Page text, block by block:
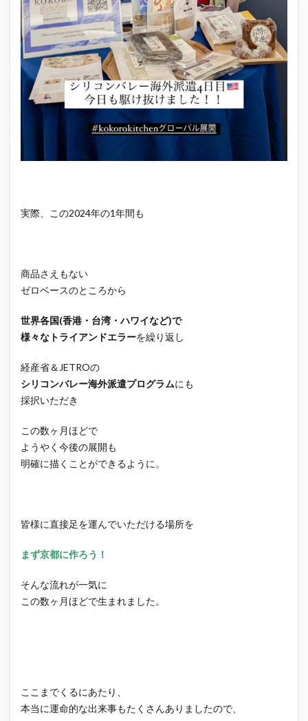
実際、この2024年の1年間も
商品さえもない
ゼロベースのところから
世界各国(香港・台湾・ハワイなど)で
様々なトライアンドエラーを繰り返し
経産省＆JETROの
シリコンバレー海外派遣プログラムにも
採択いただき
この数ヶ月ほどで
ようやく今後の展開も
明確に描くことができるように。
皆様に直接足を運んでいただける場所を
まず京都に作ろう！
そんな流れが一気に
この数ヶ月ほどで生まれました。
ここまでくるにあたり、
本当に運命的な出来事もたくさんありましたので、